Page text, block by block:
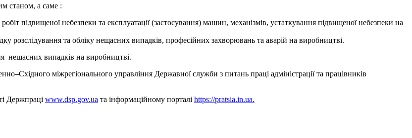
станом, а саме :
підвищеної небезпеки та експлуатації (застосування) машин, механізмів, устаткування підвищеної небезпеки на
та обліку нещасних випадків, професійних захворювань та аварій на виробництві.
нещасних випадків на виробництві.
–Східного міжрегіонального управління Державної служби з питань праці адміністрації та працівників
Держпраці www.dsp.gov.ua та інформаційному порталі https://pratsia.in.ua.